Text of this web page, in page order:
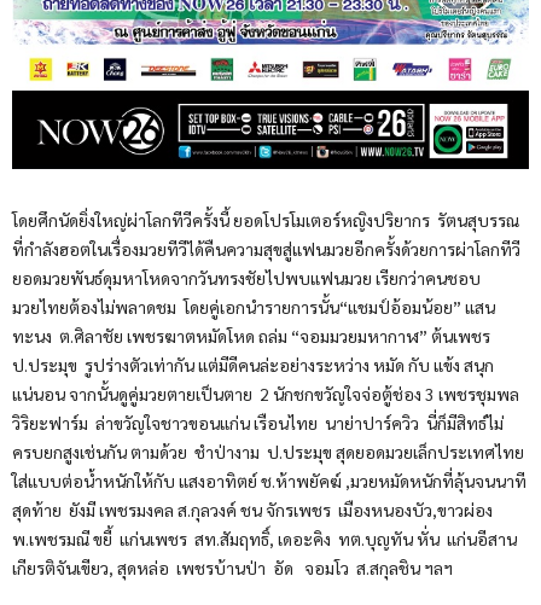
โดยศึกนัดยิ่งใหญ่ผ่าโลกทีวีครั้งนี้ ยอดโปรโมเตอร์หญิงปริยากร รัตนสุบรรณ
ที่กำลังฮอตในเรื่องมวยทีวีได้คืนความสุขสู่แฟนมวยอีกครั้งด้วยการผ่าโลกทีวี
ยอดมวยพันธ์ดุมหาโหดจากวันทรงชัยไปพบแฟนมวย เรียกว่าคนชอบ
มวยไทยต้องไม่พลาดชม โดยคู่เอกนำรายการนั้น“แชมป์อ้อมน้อย” แสน
ทะนง ต.ศิลาชัย เพชรฆาตหมัดโหด ถล่ม “จอมมวยมหากาฬ” ต้นเพชร
ป.ประมุข รูปร่างตัวเท่ากัน แต่มีดีคนล่ะอย่างระหว่าง หมัด กับ แข้ง สนุก
แน่นอน จากนั้นดูคู่มวยตายเป็นตาย 2 นักชกขวัญใจจ่อตู้ช่อง 3 เพชรชุมพล
วิริยะฟาร์ม ล่าขวัญใจชาวขอนแก่น เรือนไทย นาย่าปาร์ควิว นี่ก็มีสิทธ์ไม่
ครบยกสูงเช่นกัน ตามด้วย ชำป่างาม ป.ประมุข สุดยอดมวยเล็กประเทศไทย
ใส่แบบต่อน้ำหนักให้กับ แสงอาทิตย์ ช.ห้าพยัคฆ์ ,มวยหมัดหนักที่ลุ้นจนนาที
สุดท้าย ยังมี เพชรมงคล ส.กุลวงค์ ชน จักรเพชร เมืองหนองบัว,ขาวผ่อง
พ.เพชรมณี ขยี้ แก่นเพชร สท.สัมฤทธิ์, เดอะคิง ทต.บุญทัน หั่น แก่นอีสาน
เกียรติจันเขียว, สุดหล่อ เพชรบ้านป่า อัด จอมโว ส.สกุลชิน ฯลฯ